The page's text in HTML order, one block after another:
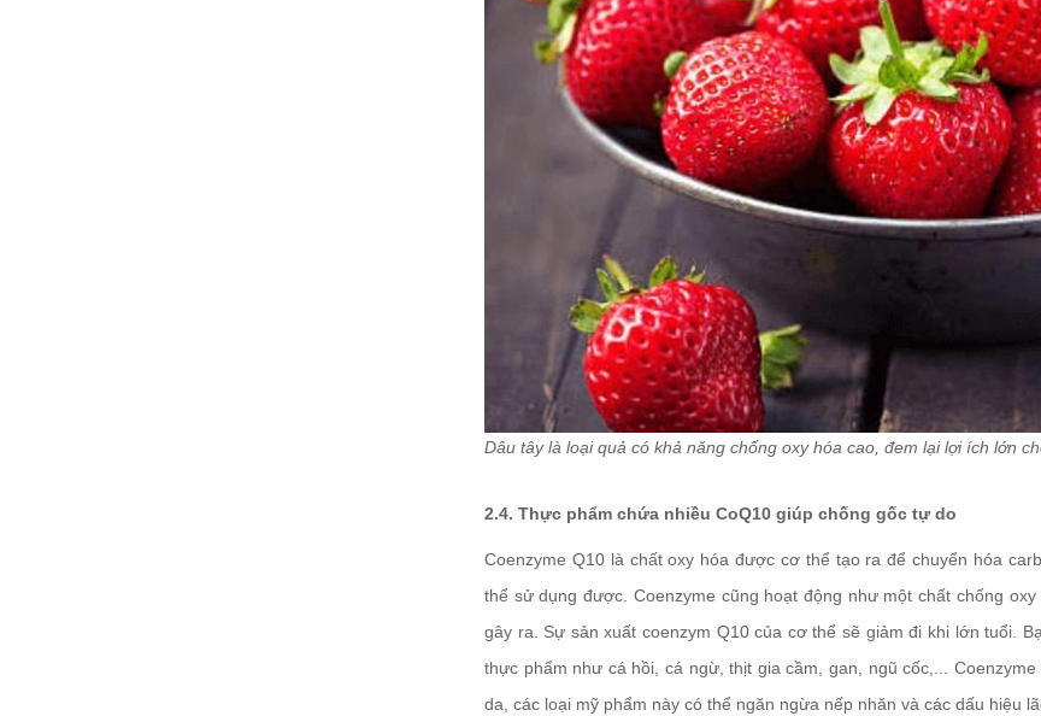
Dâu tây là loại quả có khả năng chống oxy hóa cao, đem lại lợi ích lớn
2.4. Thực phẩm chứa nhiều CoQ10 giúp chống gốc tự do
Coenzyme Q10 là chất oxy hóa được cơ thể tạo ra để chuyển hóa
thể sử dụng được. Coenzyme cũng hoạt động như một chất chống
gây ra. Sự sản xuất coenzym Q10 của cơ thể sẽ giảm đi khi lớn tuổi.
thực phẩm như cá hồi, cá ngừ, thịt gia cầm, gan, ngũ cốc,...
da, các loại mỹ phẩm này có thể ngăn ngừa nếp nhăn và các dấu hiệu